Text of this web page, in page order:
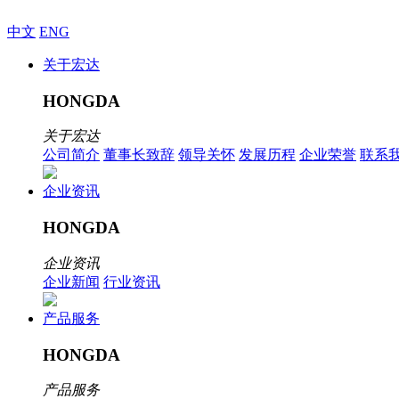
中文 ENG
关于宏达
HONGDA
关于宏达
公司简介 董事长致辞 领导关怀 发展历程 企业荣誉 联系
企业资讯
HONGDA
企业资讯
企业新闻 行业资讯
产品服务
HONGDA
产品服务